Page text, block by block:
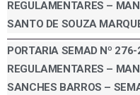
REGULAMENTARES –
SANTO DE SOUZA
PORTARIA SEMAD Nº
REGULAMENTARES –
SANCHES BARROS –